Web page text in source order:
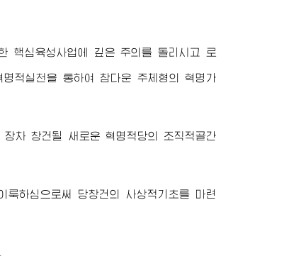
핵심육성사업에 깊은 주의를 돌리시고 로
적실천을 통하여 참다운 주체형의 혁명가
차 창건될 새로운 혁명적당의 조직적골간
하심으로써 당창건의 사상적기초를 마련